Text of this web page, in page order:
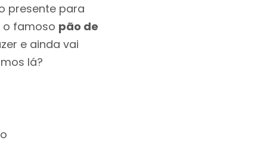
presente para
o famoso pão de
e ainda vai
lá?